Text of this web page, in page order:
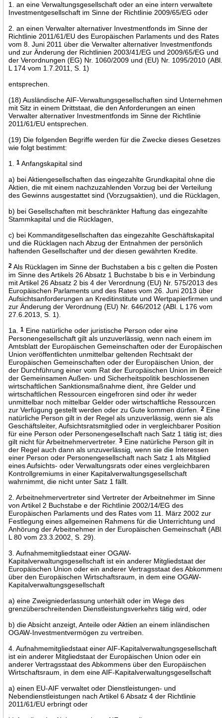
1. an eine Verwaltungsgesellschaft oder an eine intern verwaltete
Investmentgesellschaft im Sinne der Richtlinie 2009/65/EG oder
2. an einen Verwalter alternativer Investmentfonds im Sinne der
Richtlinie 2011/61/EU des Europäischen Parlaments und des Rates
vom 8. Juni 2011 über die Verwalter alternativer Investmentfonds
und zur Änderung der Richtlinien 2003/41/EG und 2009/65/EG und
der Verordnungen (EG) Nr. 1060/2009 und (EU) Nr. 1095/2010
L 174 vom 1.7.2011, S. 1)
entsprechen.
(18) Ausländische AIF-Verwaltungsgesellschaften sind
mit Sitz in einem Drittstaat, die den Anforderungen an einen
Verwalter alternativer Investmentfonds im Sinne der Richtlinie
2011/61/EU entsprechen.
(19) Die folgenden Begriffe werden für die Zwecke dieses Gesetzes
wie folgt bestimmt:
1.1 Anfangskapital sind
a) bei Aktiengesellschaften das eingezahlte Grundkapital ohne die
Aktien, die mit einem nachzuzahlenden Vorzug bei der Verteilung
des Gewinns ausgestattet sind (Vorzugsaktien), und die Rücklagen,
b) bei Gesellschaften mit beschränkter Haftung das eingezahlte
Stammkapital und die Rücklagen,
c) bei Kommanditgesellschaften das eingezahlte Geschäftskapital
und die Rücklagen nach Abzug der Entnahmen der persönlich
haftenden Gesellschafter und der diesen gewährten Kredite.
2 Als Rücklagen im Sinne der Buchstaben a bis c gelten die Posten
im Sinne des Artikels 26 Absatz 1 Buchstabe b bis e in Verbindung
mit Artikel 26 Absatz 2 bis 4 der Verordnung (EU) Nr. 575/2013 des
Europäischen Parlaments und des Rates vom 26. Juni 2013 über
Aufsichtsanforderungen an Kreditinstitute und Wertpapierfirmen und
zur Änderung der Verordnung (EU) Nr. 646/2012 (ABl. L 176 vom
27.6.2013, S. 1).
1a.1 Eine natürliche oder juristische Person oder eine
Personengesellschaft gilt als unzuverlässig, wenn nach einem im
Amtsblatt der Europäischen Gemeinschaften oder der
Union veröffentlichten unmittelbar geltenden Rechtsakt der
Europäischen Gemeinschaften oder der Europäischen Union, der
der Durchführung einer vom Rat der Europäischen Union im
der Gemeinsamen Außen- und Sicherheitspolitik beschlossenen
wirtschaftlichen Sanktionsmaßnahme dient, ihre Gelder und
wirtschaftlichen Ressourcen eingefroren sind oder ihr weder
unmittelbar noch mittelbar Gelder oder wirtschaftliche Ressourcen
zur Verfügung gestellt werden oder zu Gute kommen dürfen.2 Eine
natürliche Person gilt in der Regel als unzuverlässig, wenn sie als
Geschäftsleiter, Aufsichtsratsmitglied oder in vergleichbarer Position
für eine Person oder Personengesellschaft nach Satz 1 tätig ist;
gilt nicht für Arbeitnehmervertreter.3 Eine natürliche Person gilt in
der Regel auch dann als unzuverlässig, wenn sie die Interessen
einer Person oder Personengesellschaft nach Satz 1 als Mitglied
eines Aufsichts- oder Verwaltungsrats oder eines vergleichbaren
Kontrollgremiums in einer Kapitalverwaltungsgesellschaft
wahrnimmt, die nicht unter Satz 1 fällt.
2. Arbeitnehmervertreter sind Vertreter der Arbeitnehmer im Sinne
von Artikel 2 Buchstabe e der Richtlinie 2002/14/EG des
Europäischen Parlaments und des Rates vom 11. März 2002 zur
Festlegung eines allgemeinen Rahmens für die Unterrichtung und
Anhörung der Arbeitnehmer in der Europäischen Gemeinschaft
L 80 vom 23.3.2002, S. 29).
3. Aufnahmemitgliedstaat einer OGAW-
Kapitalverwaltungsgesellschaft ist ein anderer Mitgliedstaat der
Europäischen Union oder ein anderer Vertragsstaat des
über den Europäischen Wirtschaftsraum, in dem eine OGAW-
Kapitalverwaltungsgesellschaft
a) eine Zweigniederlassung unterhält oder im Wege des
grenzüberschreitenden Dienstleistungsverkehrs tätig wird, oder
b) die Absicht anzeigt, Anteile oder Aktien an einem inländischen
OGAW-Investmentvermögen zu vertreiben.
4. Aufnahmemitgliedstaat einer AIF-Kapitalverwaltungsgesellschaft
ist ein anderer Mitgliedstaat der Europäischen Union oder ein
anderer Vertragsstaat des Abkommens über den Europäischen
Wirtschaftsraum, in dem eine AIF-Kapitalverwaltungsgesellschaft
a) einen EU-AIF verwaltet oder Dienstleistungen- und
Nebendienstleistungen nach Artikel 6 Absatz 4 der Richtlinie
2011/61/EU erbringt oder